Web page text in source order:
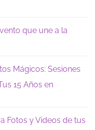
que une a la
Mágicos: Sesiones
15 Años en
Fotos y Videos de tus